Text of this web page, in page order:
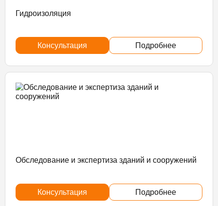
Гидроизоляция
Консультация Подробнее
Обследование и экспертиза зданий и сооружений
Консультация Подробнее